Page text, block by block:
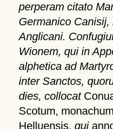
perperam citato
Germanico Canisij,
Anglicani.
Wionem, qui in
alphetica ad
inter Sanctos,
dies, collocat
Scotum,
Helluensis, qui